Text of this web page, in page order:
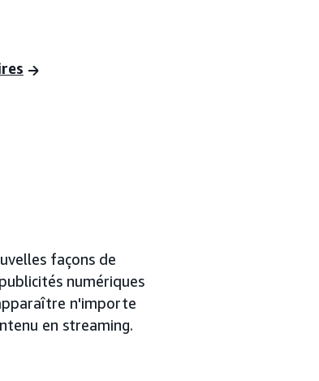
façons de
numériques
n'importe
en streaming.